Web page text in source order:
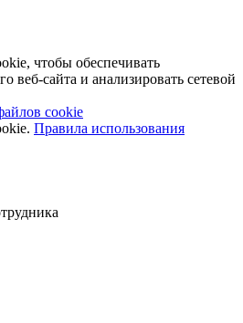
чтобы обеспечивать
веб-сайта и анализировать сетевой
cookie
Правила использования